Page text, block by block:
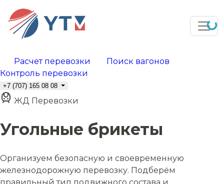
Расчет перевозки
Поиск вагонов
Контроль перевозки
+7 (707) 165 08 08
ЖД Перевозки
Угольные брикеты
Организуем безопасную и своевременную
железнодорожную перевозку. Подберём